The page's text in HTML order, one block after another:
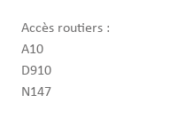
Accès routiers :
A10
D910
N147